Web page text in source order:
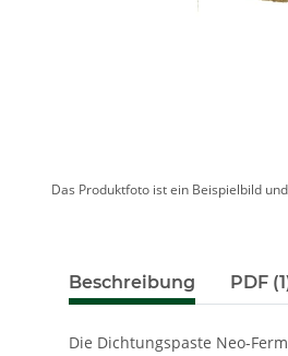
Das Produktfoto ist ein Beispielbild
Beschreibung PDF
Die Dichtungspaste Neo-